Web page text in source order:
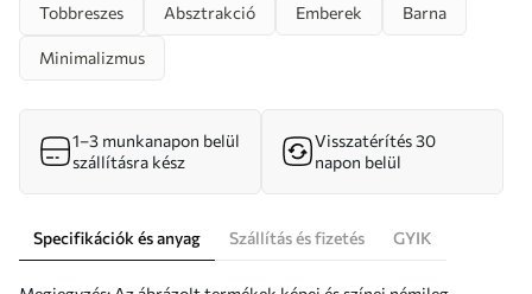
Tobbreszes Absztrakció Emberek Barna
Minimalizmus
1–3 munkanapon belül
szállításra kész
Visszatérítés 30
napon belül
Specifikációk és anyag Szállítás és fizetés GYIK